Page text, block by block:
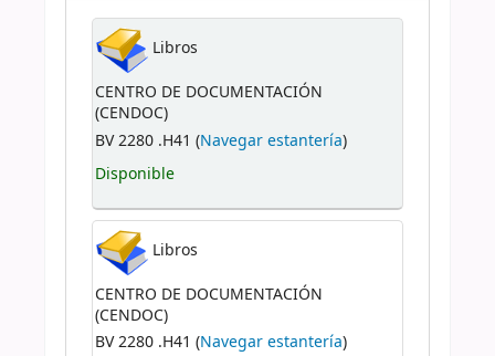
Libros
CENTRO DE DOCUMENTACIÓN
(CENDOC)
BV 2280 .H41 (Navegar estantería)
Disponible
Libros
CENTRO DE DOCUMENTACIÓN
(CENDOC)
BV 2280 .H41 (Navegar estantería)